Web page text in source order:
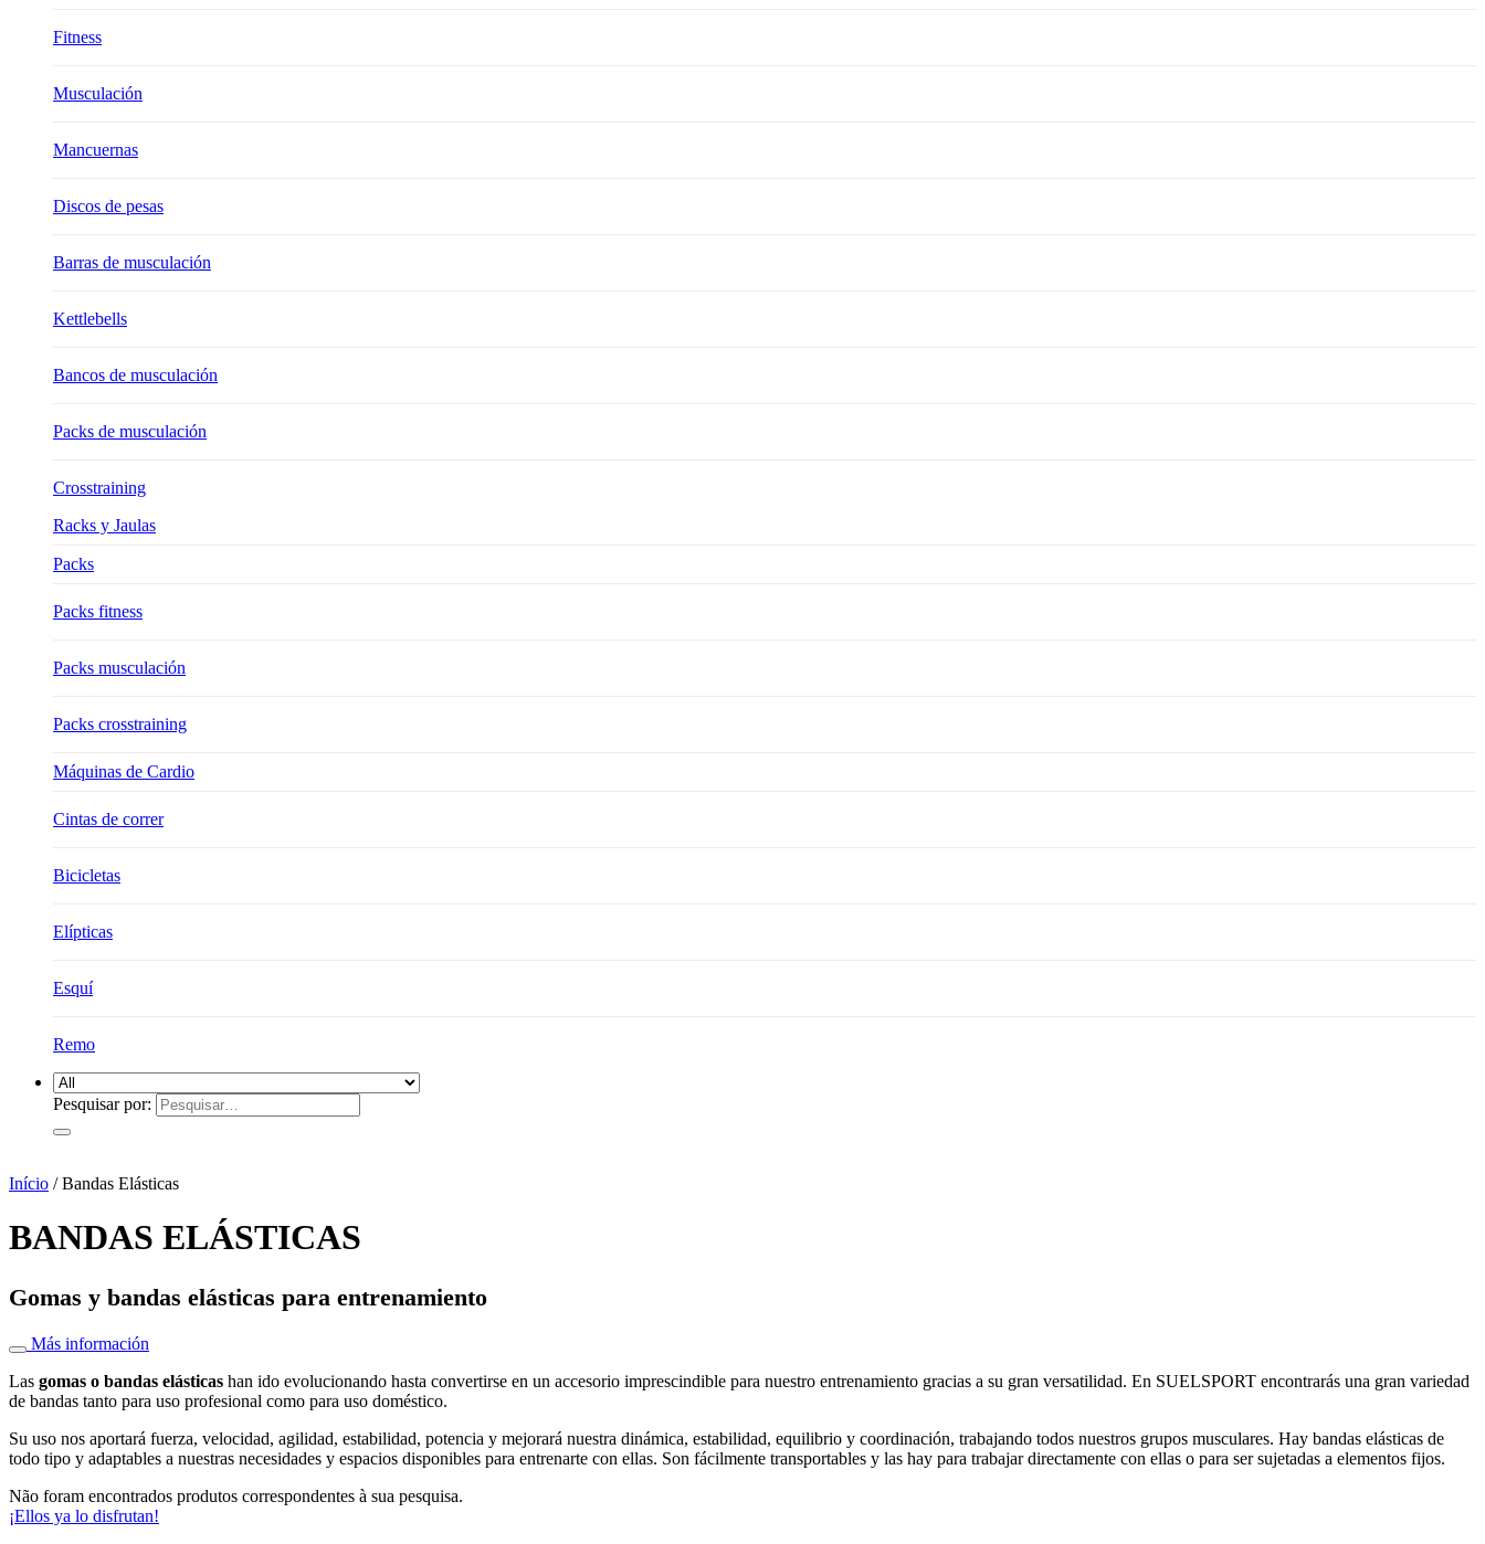
Fitness
Musculación
Mancuernas
Discos de pesas
Barras de musculación
Kettlebells
Bancos de musculación
Packs de musculación
Crosstraining
Racks y Jaulas
Packs
Packs fitness
Packs musculación
Packs crosstraining
Máquinas de Cardio
Cintas de correr
Bicicletas
Elípticas
Esquí
Remo
Pesquisar por:
Início /Bandas Elásticas
BANDAS ELÁSTICAS
Gomas y bandas elásticas para entrenamiento
Más información
Las gomas o bandas elásticas han ido evolucionando hasta convertirse en un accesorio imprescindible para nuestro entrenamiento gracias a su gran versatilidad. En SUELSPORT encontrarás una gran variedad
de bandas tanto para uso profesional como para uso doméstico.
Su uso nos aportará fuerza, velocidad, agilidad, estabilidad, potencia y mejorará nuestra dinámica, estabilidad, equilibrio y coordinación, trabajando todos nuestros grupos musculares. Hay bandas elásticas de
todo tipo y adaptables a nuestras necesidades y espacios disponibles para entrenarte con ellas. Son fácilmente transportables y las hay para trabajar directamente con ellas o para ser sujetadas a elementos fijos.
Não foram encontrados produtos correspondentes à sua pesquisa.
¡Ellos ya lo disfrutan!